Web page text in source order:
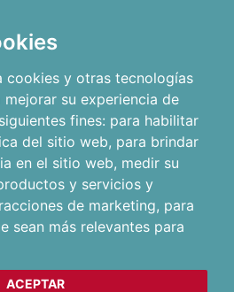
cookies y otras tecnologías
su experiencia de
fines: para habilitar
del sitio web, para brindar
en el sitio web, medir su
y servicios y
de marketing, para
sean más relevantes para
ACEPTAR